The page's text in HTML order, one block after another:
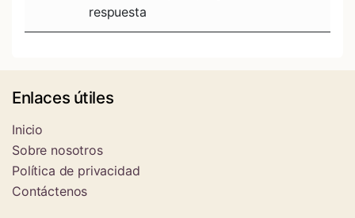
respuesta
Enlaces útiles
Inicio
Sobre nosotros
Política de privacidad
Contáctenos